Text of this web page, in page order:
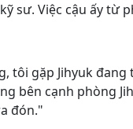
sư. Việc cậu ấy từ
tôi gặp Jihyuk
bên cạnh phòng
đón."